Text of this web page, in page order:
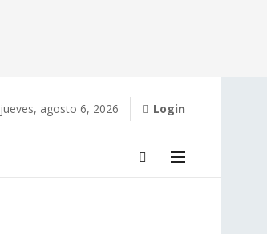
jueves, agosto 6, 2026 Login